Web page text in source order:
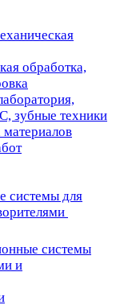
обработка,
зубные техники
системы для
системы
и